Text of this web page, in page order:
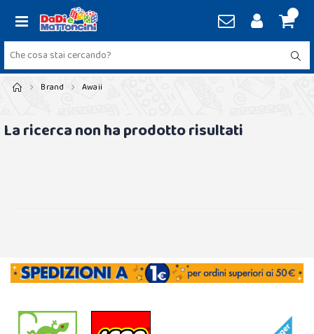
Brand Awaii
La ricerca non ha prodotto risultati